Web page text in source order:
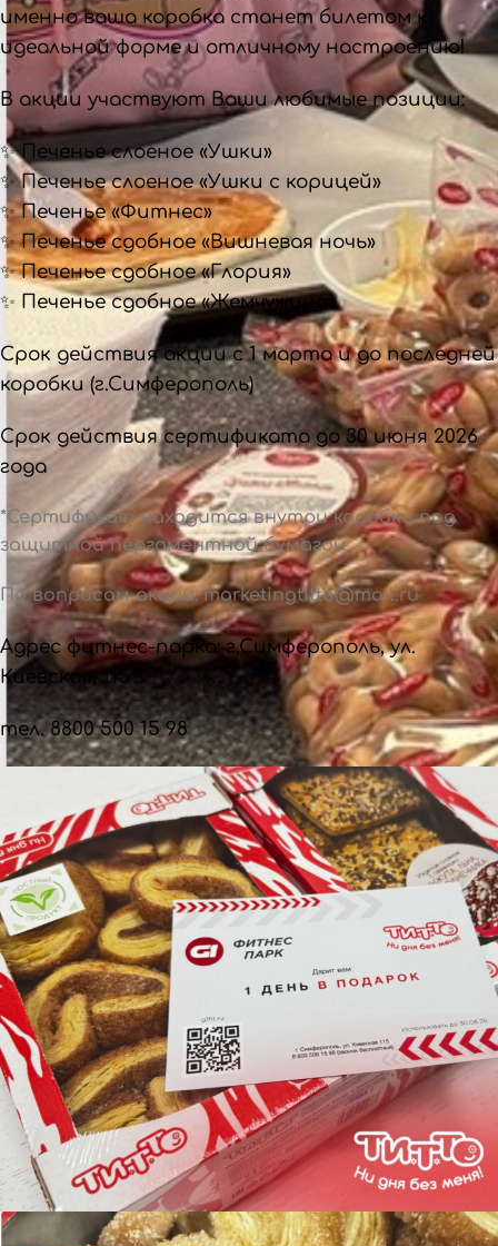
именно ваша коробка станет билетом к
идеальной форме и отличному настроению!
В акции участвуют Ваши любимые позиции:
✨ Печенье слоеное «Ушки»
✨ Печенье слоеное «Ушки с корицей»
✨ Печенье «Фитнес»
✨ Печенье сдобное «Вишневая ночь»
✨ Печенье сдобное «Глория»
✨ Печенье сдобное «Жемчужина»
Срок действия акции с 1 марта и до последней
коробки (г.Симферополь)
Срок действия сертификата до 30 июня 2026
года
*Сертификат находится внутри коробки под
защитной пергаментной бумагой
По вопросам акции: marketingtitto@mail.ru
Адрес фитнес-парка: г.Симферополь, ул.
Киевская, 115
тел. 8800 500 15 98